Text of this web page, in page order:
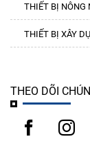
THIẾT BỊ NÔNG
THIẾT BỊ XÂY
THEO DÕI